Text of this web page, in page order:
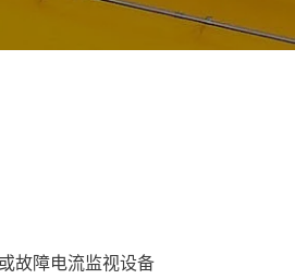
故障电流监视设备